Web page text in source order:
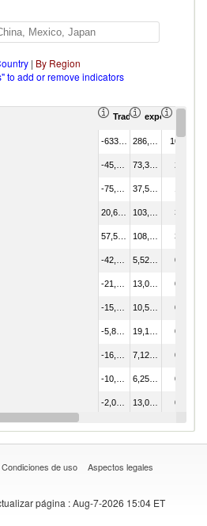
| By Region
to add or remove indicators
Trade Balance (en
exportación
10.51
2.69
3.79
3.98
0.20
0.48
0.39
0.70
0.26
0.23
0.48
0.63
Condiciones de uso Aspectos legales
página : Aug-7-2026 15:04 ET